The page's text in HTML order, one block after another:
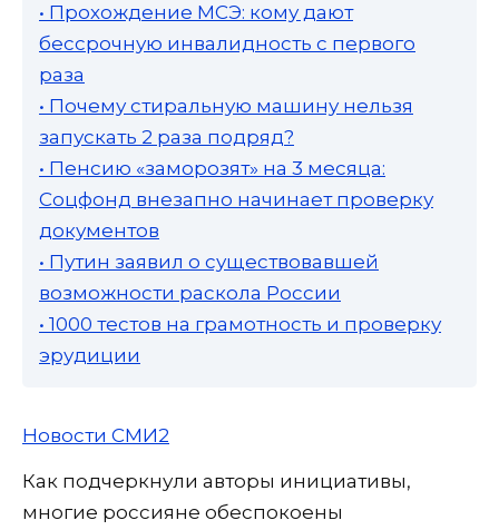
• Прохождение МСЭ: кому дают
бессрочную инвалидность с первого
раза
• Почему стиральную машину нельзя
запускать 2 раза подряд?
• Пенсию «заморозят» на 3 месяца:
Соцфонд внезапно начинает проверку
документов
• Путин заявил о существовавшей
возможности раскола России
• 1000 тестов на грамотность и проверку
эрудиции
Новости СМИ2
Как подчеркнули авторы инициативы,
многие россияне обеспокоены